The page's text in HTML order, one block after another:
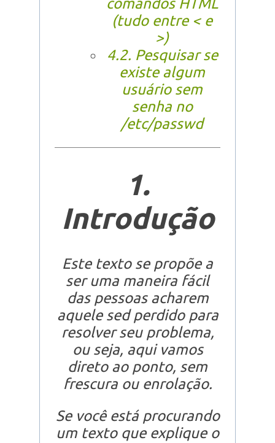
comandos HTML
(tudo entre < e
>)
4.2. Pesquisar se
existe algum
usuário sem
senha no
/etc/passwd
1.
Introdução
Este texto se propõe a
ser uma maneira fácil
das pessoas acharem
aquele sed perdido para
resolver seu problema,
ou seja, aqui vamos
direto ao ponto, sem
frescura ou enrolação.
Se você está procurando
um texto que explique o